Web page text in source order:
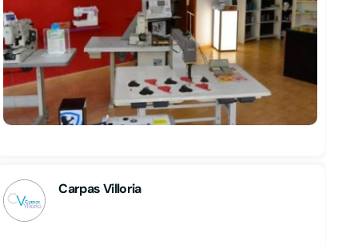
Carpas Villoria